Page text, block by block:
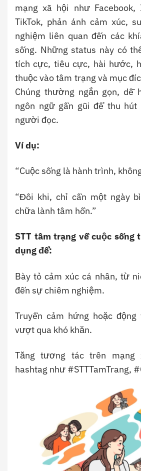
mạng xã hội như Facebook,
TikTok, phản ánh cảm xúc,
nghiệm liên quan đến các
sống. Những status này có
tích cực, tiêu cực, hài hước,
thuộc vào tâm trạng và mục
Chúng thường ngắn gọn, dễ
ngôn ngữ gần gũi để thu
người đọc.
Ví dụ:
“Cuộc sống là hành trình,
“Đôi khi, chỉ cần một ngày
chữa lành tâm hồn.”
STT tâm trạng về cuộc
dụng để:
Bày tỏ cảm xúc cá nhân, từ
đến sự chiêm nghiệm.
Truyền cảm hứng hoặc
vượt qua khó khăn.
Tăng tương tác trên
hashtag như #STTTamTrang,